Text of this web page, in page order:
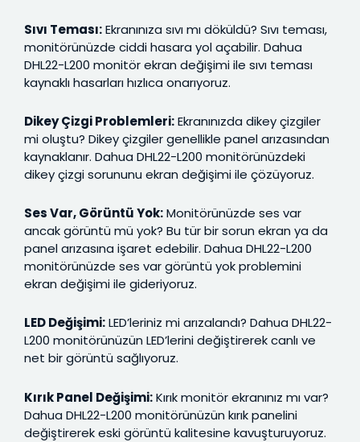
Sıvı Teması:Ekranınıza sıvı mı döküldü? Sıvı teması,
monitörünüzde ciddi hasara yol açabilir. Dahua
DHL22-L200 monitör ekran değişimi ile sıvı teması
kaynaklı hasarları hızlıca onarıyoruz.
Dikey Çizgi Problemleri:Ekranınızda dikey çizgiler
mi oluştu? Dikey çizgiler genellikle panel arızasından
kaynaklanır. Dahua DHL22-L200 monitörünüzdeki
dikey çizgi sorununu ekran değişimi ile çözüyoruz.
Ses Var, Görüntü Yok:Monitörünüzde ses var
ancak görüntü mü yok? Bu tür bir sorun ekran ya da
panel arızasına işaret edebilir. Dahua DHL22-L200
monitörünüzde ses var görüntü yok problemini
ekran değişimi ile gideriyoruz.
LED Değişimi:LED’leriniz mi arızalandı? Dahua DHL22-
L200 monitörünüzün LED’lerini değiştirerek canlı ve
net bir görüntü sağlıyoruz.
Kırık Panel Değişimi:Kırık monitör ekranınız mı var?
Dahua DHL22-L200 monitörünüzün kırık panelini
değiştirerek eski görüntü kalitesine kavuşturuyoruz.